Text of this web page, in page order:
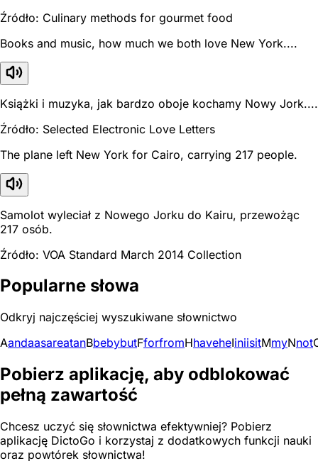
Źródło: Culinary methods for gourmet food
Books and music, how much we both love New York....
Książki i muzyka, jak bardzo oboje kochamy Nowy Jork....
Źródło: Selected Electronic Love Letters
The plane left New York for Cairo, carrying 217 people.
Samolot wyleciał z Nowego Jorku do Kairu, przewożąc
217 osób.
Źródło: VOA Standard March 2014 Collection
Popularne słowa
Odkryj najczęściej wyszukiwane słownictwo
AandaasareatanBbebybutFforfromHhaveheIiniisitMmyNnot
Pobierz aplikację, aby odblokować
pełną zawartość
Chcesz uczyć się słownictwa efektywniej? Pobierz
aplikację DictoGo i korzystaj z dodatkowych funkcji nauki
oraz powtórek słownictwa!